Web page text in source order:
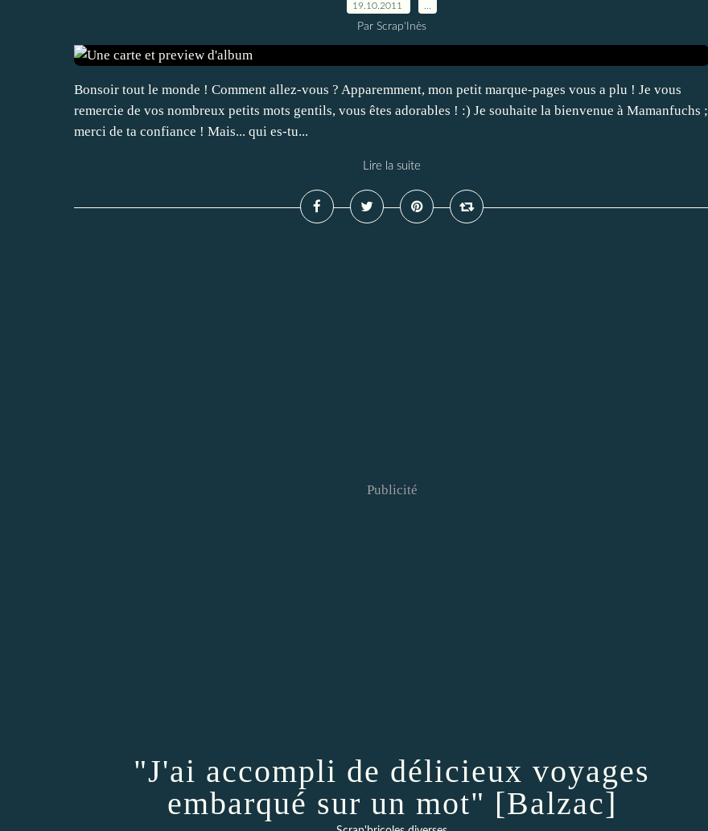
19.10.2011
Par Scrap'Inès
Bonsoir tout le monde ! Comment allez-vous ? Apparemment, mon petit marque-pages vous a plu ! Je vous
remercie de vos nombreux petits mots gentils, vous êtes adorables ! :) Je souhaite la bienvenue à Mamanfuchs ;
merci de ta confiance ! Mais... qui es-tu...
Lire la suite
Publicité
"J'ai accompli de délicieux voyages
embarqué sur un mot" [Balzac]